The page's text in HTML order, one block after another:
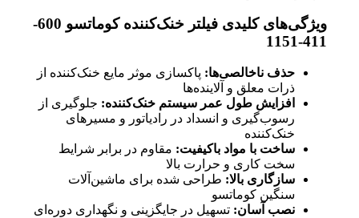
ویژگی‌های کلیدی فیلتر خنک‌کننده کوماتسو 600-
411-1151
حذف ناخالصی‌ها: پاکسازی موثر مایع خنک‌کننده از
ذرات معلق و آلاینده‌ها
افزایش طول عمر سیستم خنک‌کننده: جلوگیری از
رسوب‌گیری و انسداد در رادیاتور و مسیرهای
خنک‌کننده
ساخت با مواد باکیفیت: مقاوم در برابر شرایط
سخت کاری و حرارت بالا
سازگاری بالا: طراحی شده برای ماشین‌آلات
سنگین کوماتسو
نصب آسان: تسهیل در جایگزینی و نگهداری دوره‌ای